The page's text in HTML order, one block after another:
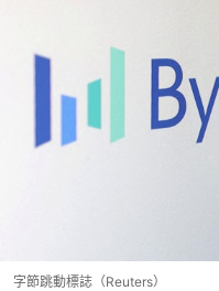
字節跳動標誌（Reuters）